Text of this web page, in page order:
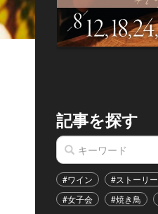
記事を探す
#ワイン #ストーリー
#女子会
#焼き鳥